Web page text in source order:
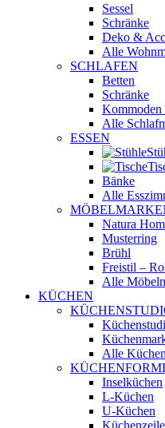
Sessel
Schränke
Deko &
Alle
SCHLAFEN
Betten
Schränke
Kommoden
Alle
ESSEN
Bänke
Alle
Natura
Musterring
Brühl
Freistil –
Alle
KÜCHEN
Alle
Inselküchen
L-Küchen
U-Küchen